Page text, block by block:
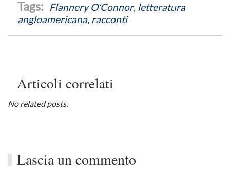
Flannery O’Connor, letteratura
angloamericana, racconti
Articoli correlati
No related posts.
Lascia un commento